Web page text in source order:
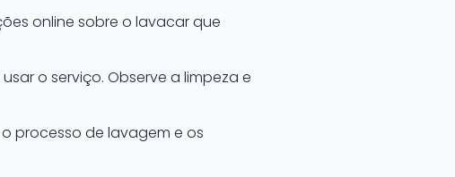
online sobre o lavacar que
o serviço. Observe a limpeza e
processo de lavagem e os